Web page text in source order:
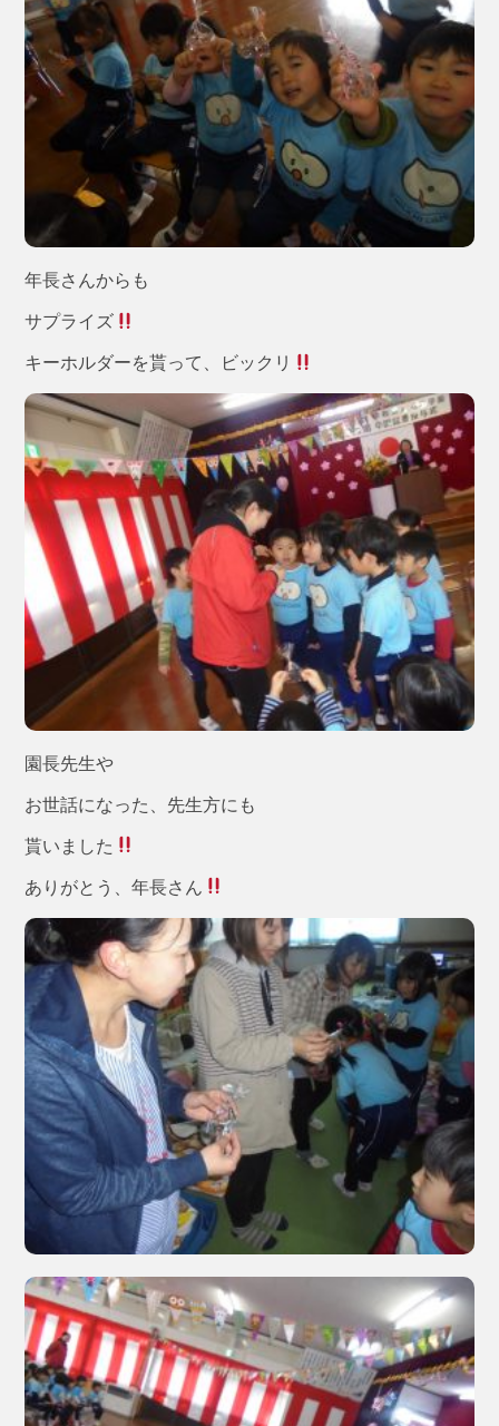
年長さんからも
サプライズ
キーホルダーを貰って、ビックリ
園長先生や
お世話になった、先生方にも
貰いました
ありがとう、年長さん